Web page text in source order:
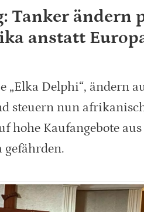
Tanker ändern
anstatt
Delphi“, ändern
steuern nun
hohe Kaufangebote
gefährden.